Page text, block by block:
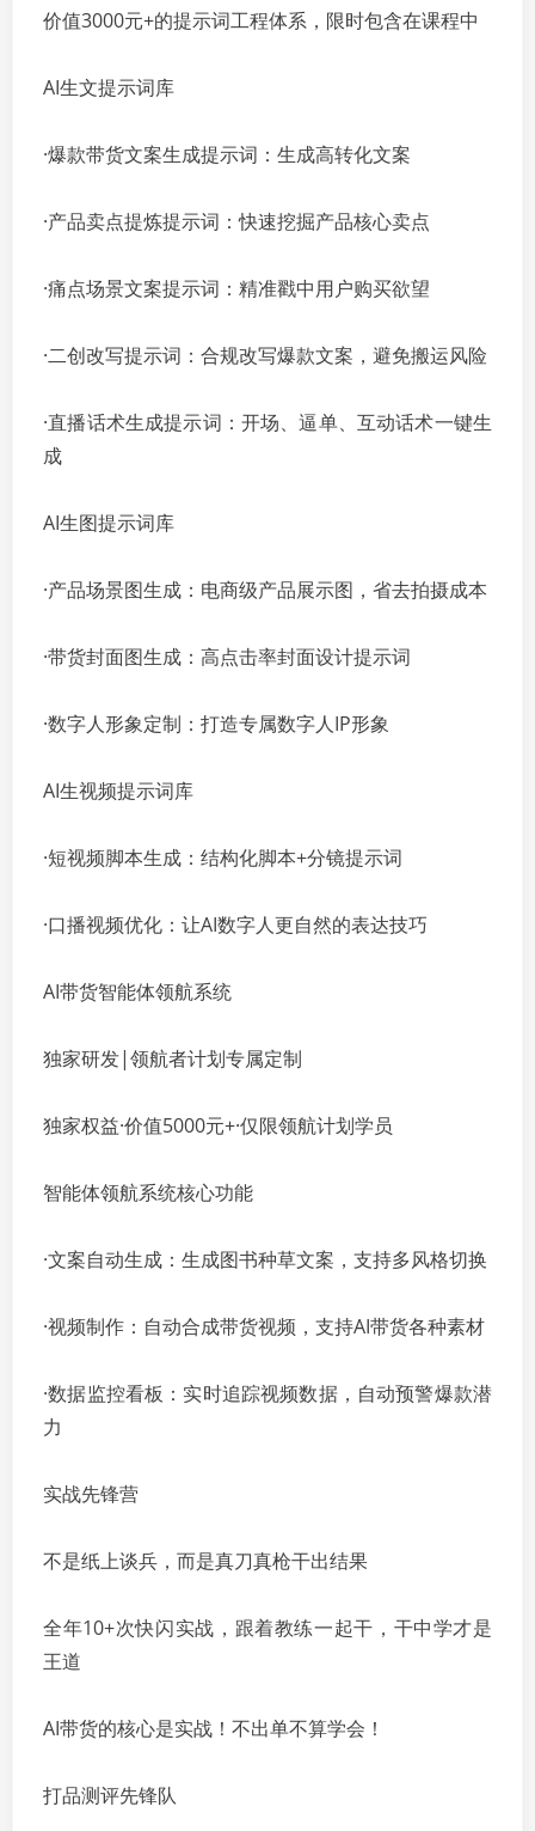
价值3000元+的提示词工程体系，限时包含在课程中
AI生文提示词库
·爆款带货文案生成提示词：生成高转化文案
·产品卖点提炼提示词：快速挖掘产品核心卖点
·痛点场景文案提示词：精准戳中用户购买欲望
·二创改写提示词：合规改写爆款文案，避免搬运风险
·直播话术生成提示词：开场、逼单、互动话术一键生
成
AI生图提示词库
·产品场景图生成：电商级产品展示图，省去拍摄成本
·带货封面图生成：高点击率封面设计提示词
·数字人形象定制：打造专属数字人IP形象
AI生视频提示词库
·短视频脚本生成：结构化脚本+分镜提示词
·口播视频优化：让AI数字人更自然的表达技巧
AI带货智能体领航系统
独家研发|领航者计划专属定制
独家权益·价值5000元+·仅限领航计划学员
智能体领航系统核心功能
·文案自动生成：生成图书种草文案，支持多风格切换
·视频制作：自动合成带货视频，支持AI带货各种素材
·数据监控看板：实时追踪视频数据，自动预警爆款潜
力
实战先锋营
不是纸上谈兵，而是真刀真枪干出结果
全年10+次快闪实战，跟着教练一起干，干中学才是
王道
AI带货的核心是实战！不出单不算学会！
打品测评先锋队